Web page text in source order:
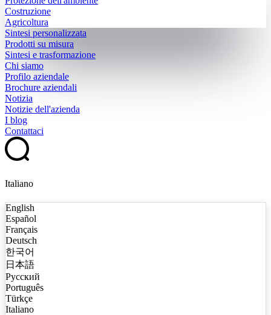
Costruzione
Agricoltura
Sintesi personalizzata
Prodotti su misura
Sintesi e trasformazione
Chi siamo
Profilo aziendale
Brochure aziendali
Notizia
Notizie dell'azienda
I blog
Contattaci
Italiano
English
Español
Français
Deutsch
한국어
日本語
Русский
Português
Türkçe
Italiano